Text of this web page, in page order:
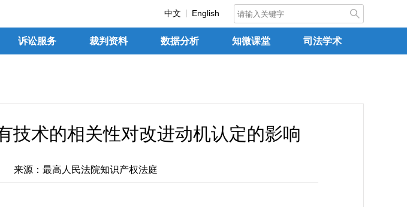
中文 English
诉讼服务 裁判资料 数据分析 知微课堂 司法学术
技术的相关性对改进动机认定的影响
来源：最高人民法院知识产权法庭